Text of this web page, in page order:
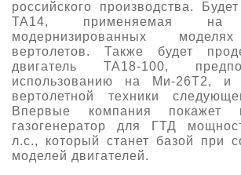
российского производства.
ТА14, применяемая
модернизированных
вертолетов. Также будет
двигатель ТА18-100,
использованию на Ми-26Т2, и
вертолетной техники
Впервые компания покажет
газогенератор для ГТД
л.с., который станет базой при
моделей двигателей.